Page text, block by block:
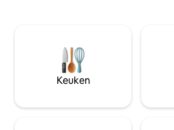
met het verkennen van de omliggende
paden, met het kijken naar de sterren
onder de heldere Karoo-hemel of met
ontspannen in de houtgestookte hot
de natuur.
Keuken